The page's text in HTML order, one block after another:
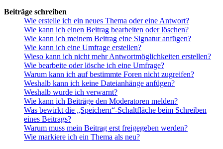
Beiträge schreiben
Wie erstelle ich ein neues Thema oder eine Antwort?
Wie kann ich einen Beitrag bearbeiten oder löschen?
Wie kann ich meinem Beitrag eine Signatur anfügen?
Wie kann ich eine Umfrage erstellen?
Wieso kann ich nicht mehr Antwortmöglichkeiten erstellen?
Wie bearbeite oder lösche ich eine Umfrage?
Warum kann ich auf bestimmte Foren nicht zugreifen?
Weshalb kann ich keine Dateianhänge anfügen?
Weshalb wurde ich verwarnt?
Wie kann ich Beiträge den Moderatoren melden?
Was bewirkt die „Speichern“-Schaltfläche beim Schreiben
eines Beitrags?
Warum muss mein Beitrag erst freigegeben werden?
Wie markiere ich ein Thema als neu?